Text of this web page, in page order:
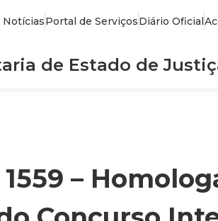
NotíciasPortal de ServiçosDiário Oficial
de Estado de
–